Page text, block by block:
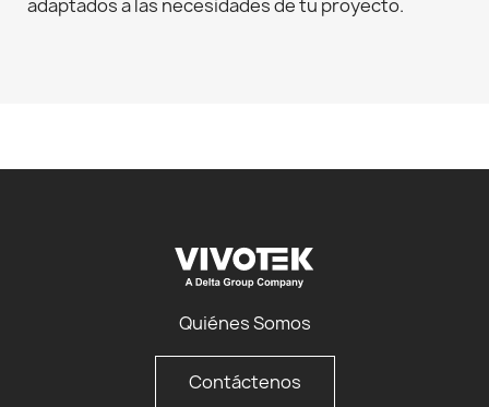
adaptados a las necesidades de tu proyecto.
Quiénes Somos
Contáctenos